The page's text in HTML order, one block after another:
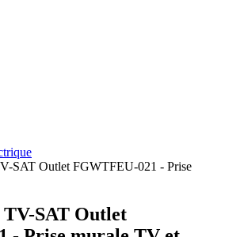
SAT Outlet FGWTFEU-021 - Prise
SAT Outlet